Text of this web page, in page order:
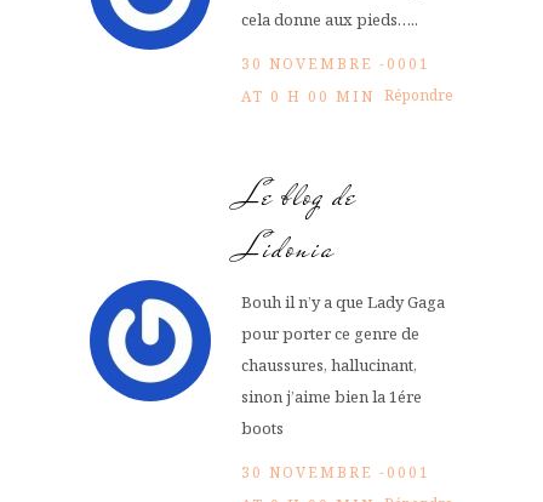
cela donne aux pieds…..
30 NOVEMBRE -0001
AT 0 H 00 MIN Répondre
Le blog de
Lidonia
Bouh il n’y a que Lady Gaga
pour porter ce genre de
chaussures, hallucinant,
sinon j’aime bien la 1ére
boots
30 NOVEMBRE -0001